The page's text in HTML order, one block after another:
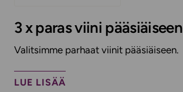
3 x paras viini pääsiäiseen
Valitsimme parhaat viinit pääsiäiseen.
LUE LISÄÄ